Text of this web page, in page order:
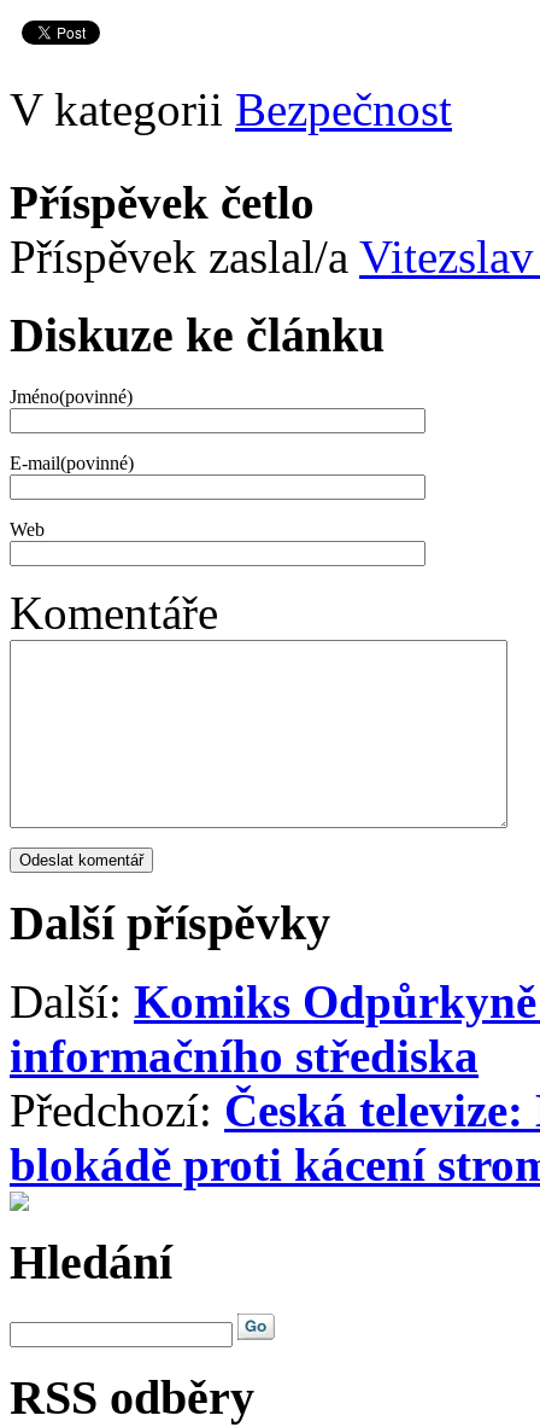
V kategorii Bezpečnost
Příspěvek četlo
Příspěvek zaslal/a
Diskuze ke článku
Jméno(povinné)
E-mail(povinné)
Web
Komentáře
Další příspěvky
Další: Komiks Odpůrkyně
informačního střediska
Předchozí: Česká
blokádě proti kácení
Hledání
RSS odběry